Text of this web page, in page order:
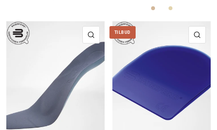
TitanSortBeige
HURTIGVISNING
TILBUD